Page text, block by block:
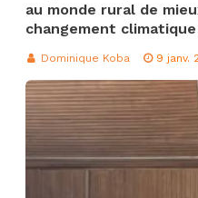
au monde rural de
changement
Dominique Koba 9 janv.